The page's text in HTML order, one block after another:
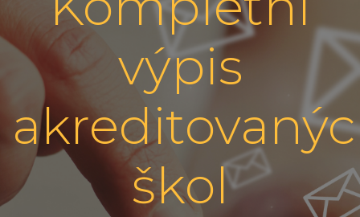
výpis
škol